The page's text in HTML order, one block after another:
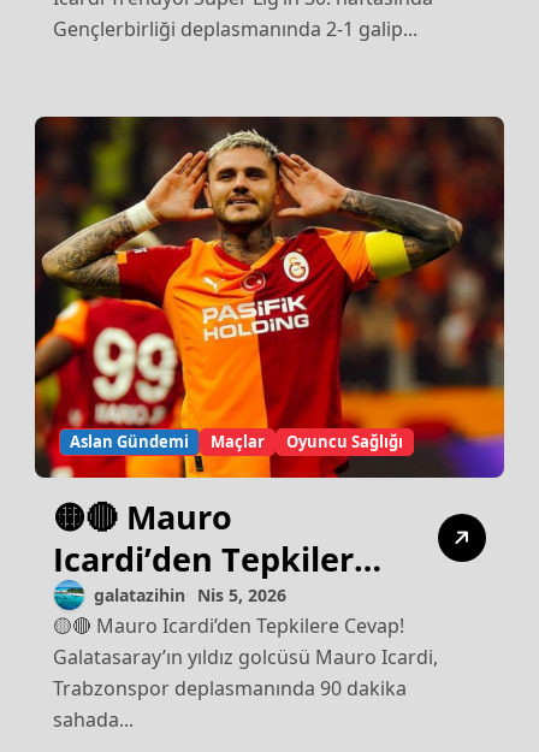
Gençlerbirliği deplasmanında 2-1 galip...
Aslan Gündemi Maçlar Oyuncu Sağlığı
🟡🔴 Mauro
Icardi’den Tepkilere
Cevap!
galatazihin Nis 5, 2026
🟡🔴 Mauro Icardi’den Tepkilere Cevap!
Galatasaray’ın yıldız golcüsü Mauro Icardi,
Trabzonspor deplasmanında 90 dakika
sahada...